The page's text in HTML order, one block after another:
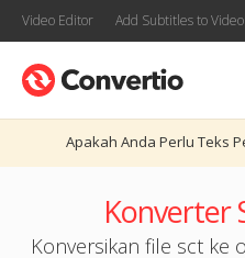
Video Editor Add Subtitles to Video
Apakah Anda Perlu Teks
Konverter
Konversikan file sct ke